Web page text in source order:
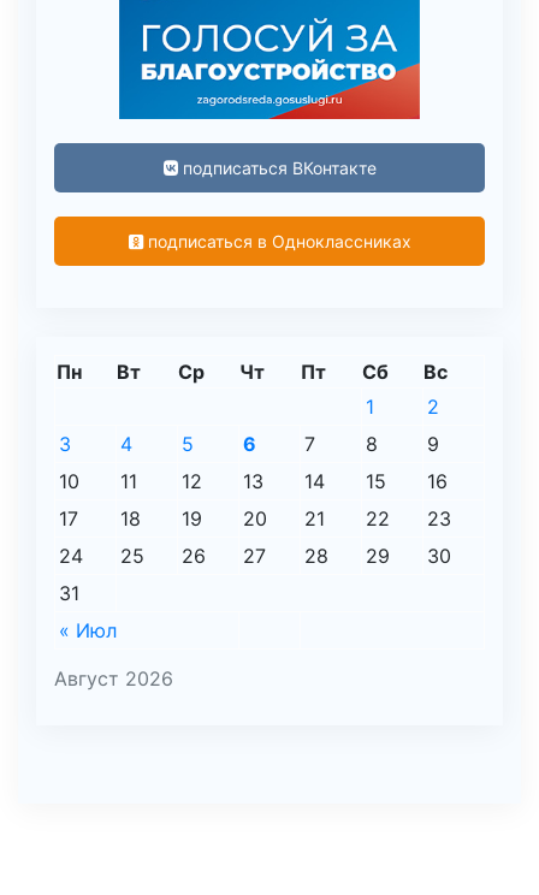
подписаться ВКонтакте
подписаться в Одноклассниках
Август 2026
Пн Вт Ср Чт Пт Сб Вс
« Июл
1
2
3
4 5 6 7 8
9
10
11 12 13 14 15
16
17
18 19 20 21 22
23
24
25 26 27 28 29
30
31